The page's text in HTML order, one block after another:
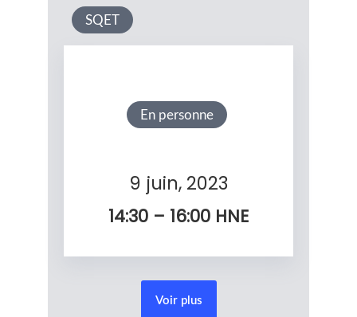
En personne
9 juin, 2023
14:30 – 16:00 HNE
SQET
Voir plus